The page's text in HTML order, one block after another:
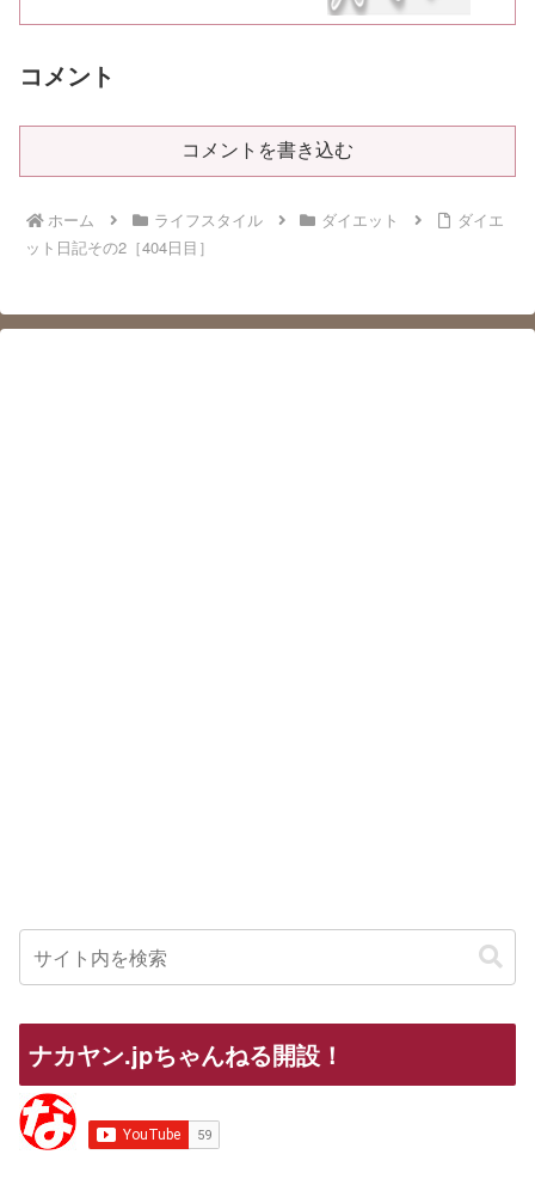
コメント
コメントを書き込む
ホーム ライフスタイル ダイエット
ダイエ
ット日記その2［404日目］
ナカヤン.jpちゃんねる開設！